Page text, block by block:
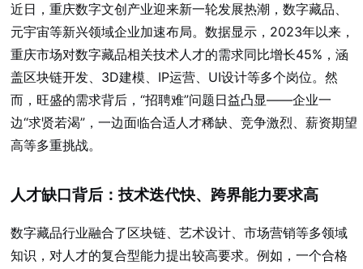
近日，重庆数字文创产业迎来新一轮发展热潮，数字藏品、
元宇宙等新兴领域企业加速布局。数据显示，2023年以来，
重庆市场对数字藏品相关技术人才的需求同比增长45%，涵
盖区块链开发、3D建模、IP运营、UI设计等多个岗位。然
而，旺盛的需求背后，“招聘难”问题日益凸显——企业一
边“求贤若渴”，一边面临合适人才稀缺、竞争激烈、薪资期望
高等多重挑战。
人才缺口背后：技术迭代快、跨界能力要求高
数字藏品行业融合了区块链、艺术设计、市场营销等多领域
知识，对人才的复合型能力提出较高要求。例如，一个合格